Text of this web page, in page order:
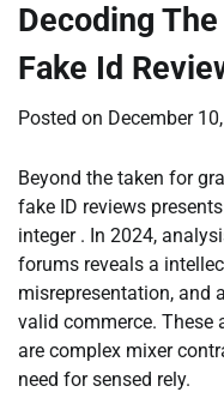
Decoding
Fake Id
Posted on December
Beyond the taken for
fake ID reviews
integer . In 2024,
forums reveals a
misrepresentation, and
valid commerce. These
are complex mixer
need for sensed rely.